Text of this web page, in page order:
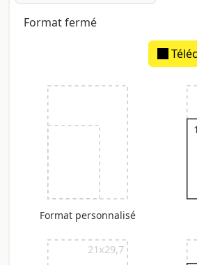
Format fermé
Dos estimé: 1,22
Format personnalisé
21x29,7